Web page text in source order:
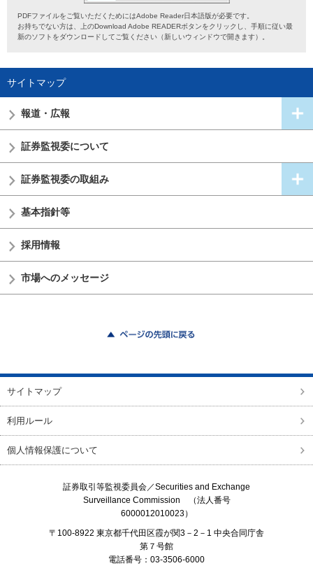
PDFファイルをご覧いただくためにはAdobe Reader日本語版が必要です。
お持ちでない方は、上のDownload Adobe READERボタンをクリックし、手順に従い最
新のソフトをダウンロードしてご覧ください（新しいウィンドウで開きます）。
サイトマップ
報道・広報
証券監視委について
証券監視委の取組み
基本指針等
採用情報
市場へのメッセージ
サイトマップ
利用ルール
個人情報保護について
証券取引等監視委員会／Securities and Exchange
Surveillance Commission （法人番号
6000012010023）
〒100-8922 東京都千代田区霞が関3－2－1 中央合同庁舎
第７号館
電話番号：03-3506-6000